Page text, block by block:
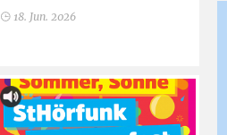
18. Jun. 2026